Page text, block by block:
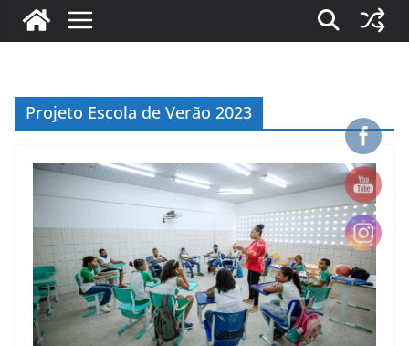
Projeto Escola de Verão 2023